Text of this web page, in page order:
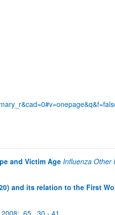
and Victim Age Influenza Other
and its relation to the First
2008; 65, 30 - 41